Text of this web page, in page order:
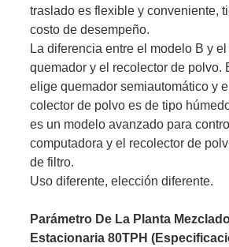
traslado es flexible y conveniente,
costo de desempeño.
La diferencia entre el modelo B y
quemador y el recolector de polvo.
elige quemador semiautomático y
colector de polvo es de tipo
es un modelo avanzado para
computadora y el recolector de
de filtro.
Uso diferente, elección diferente.
Parámetro De La Planta
Estacionaria 80TPH